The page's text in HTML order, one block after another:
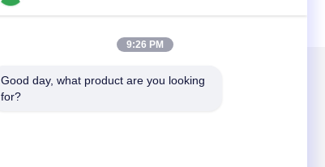
हमें मेल करें
9:26 PM
Good day, what product are you looking
for?